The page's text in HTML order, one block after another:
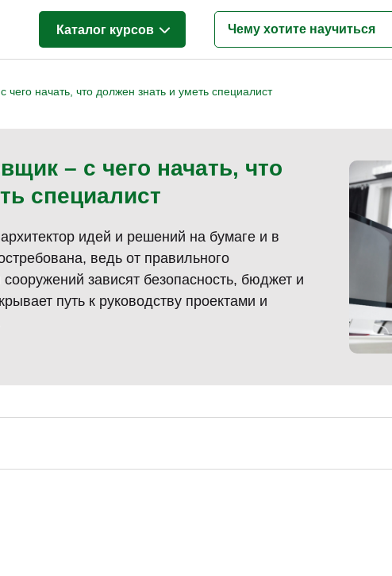
Каталог курсов
Финансы и Экономика (341)
Маркетинг (187)
Реклама и PR
Деловые коммуникации (151)
Управление персоналом (344)
Логистика и снабжение (249)
Безопасность (205)
начать, что должен знать и уметь специалист
– с чего начать, что
специалист
идей и решений на бумаге и в
ведь от правильного
зависят безопасность, бюджет и
путь к руководству проектами и